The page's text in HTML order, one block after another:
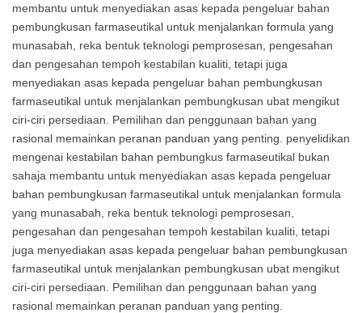
membantu untuk menyediakan asas kepada pengeluar bahan
pembungkusan farmaseutikal untuk menjalankan formula yang
munasabah, reka bentuk teknologi pemprosesan, pengesahan
dan pengesahan tempoh kestabilan kualiti, tetapi juga
menyediakan asas kepada pengeluar bahan pembungkusan
farmaseutikal untuk menjalankan pembungkusan ubat mengikut
ciri-ciri persediaan. Pemilihan dan penggunaan bahan yang
rasional memainkan peranan panduan yang penting. penyelidikan
mengenai kestabilan bahan pembungkus farmaseutikal bukan
sahaja membantu untuk menyediakan asas kepada pengeluar
bahan pembungkusan farmaseutikal untuk menjalankan formula
yang munasabah, reka bentuk teknologi pemprosesan,
pengesahan dan pengesahan tempoh kestabilan kualiti, tetapi
juga menyediakan asas kepada pengeluar bahan pembungkusan
farmaseutikal untuk menjalankan pembungkusan ubat mengikut
ciri-ciri persediaan. Pemilihan dan penggunaan bahan yang
rasional memainkan peranan panduan yang penting.